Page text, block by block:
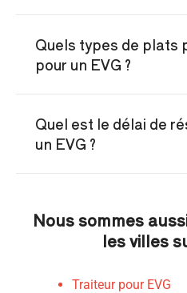
Quels types de plats
pour un EVG ?
Quel est le délai de
un EVG ?
Nous sommes
les villes
Traiteur pour EVG